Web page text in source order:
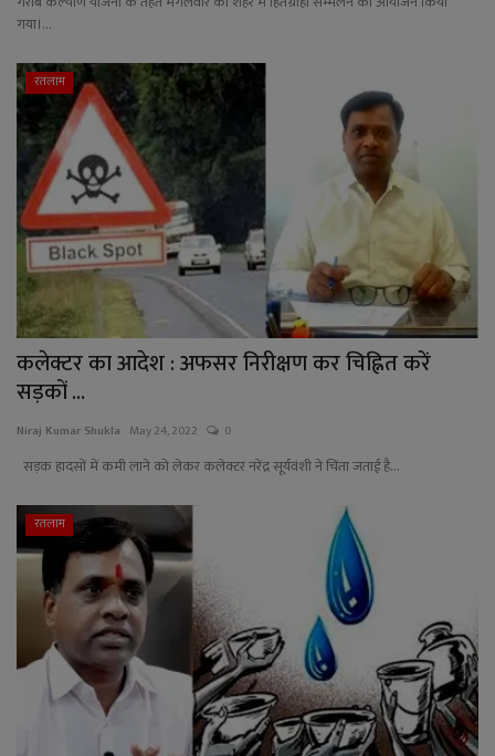
गया।...
रतलाम
कलेक्टर का आदेश : अफसर निरीक्षण कर चिह्नित करें
सड़कों ...
Niraj Kumar Shukla May 24, 2022 0
सड़क हादसों में कमी लाने को लेकर कलेक्टर नरेंद्र सूर्यवंशी ने चिंता जताई है...
रतलाम